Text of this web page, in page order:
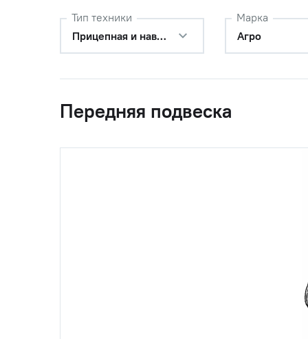
Тип техники
Прицепная и навесная техника
Марка
Агро
Передняя подвеска
(М20х1,5 )
Колпак
мм. с
Диск
Диск